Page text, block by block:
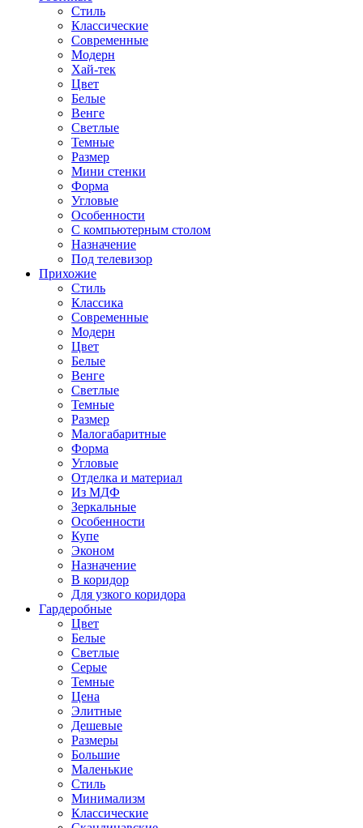
Стиль
Классические
Современные
Модерн
Хай-тек
Цвет
Белые
Венге
Светлые
Темные
Размер
Мини стенки
Форма
Угловые
Особенности
С компьютерным столом
Назначение
Под телевизор
Прихожие
Стиль
Классика
Современные
Модерн
Цвет
Белые
Венге
Светлые
Темные
Размер
Малогабаритные
Форма
Угловые
Отделка и материал
Из МДФ
Зеркальные
Особенности
Купе
Эконом
Назначение
В коридор
Для узкого коридора
Гардеробные
Цвет
Белые
Светлые
Серые
Темные
Цена
Элитные
Дешевые
Размеры
Большие
Маленькие
Стиль
Минимализм
Классические